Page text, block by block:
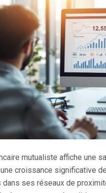
mutualiste affiche une
une croissance significative
dans ses réseaux de